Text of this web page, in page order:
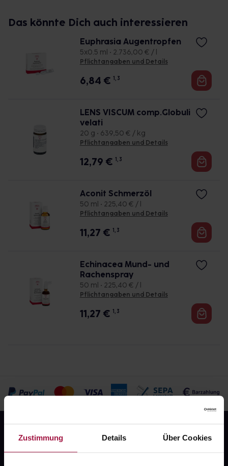
Zustimmung Details Über Cookies
in der Apotheke oderärztlicher Rücksprache
Pflichtangaben Plantago Bronchialbalsam
Plantago Bronchialbalsam, Salbe.
Anwendungsgebiete gemäß der
anthroposophischen Menschen-
Naturerkenntnis. Dazu gehören: Katarrhalisch-
Warnhinweise: EnthältKampfer, Erdnussöl,
Eucalyptusöl und Wollwachs. Enthält 9 mg Alkohol
(Ethanol) pro 1 g entsprechend 0,9 %(w/w). Stand:
November 2022. WALA Heilmittel GmbH, 73087 Bad
Packungsbeilage und fragen Sie Ihre Ärztin, Ihren
Arzt oder in Ihrer
Apotheke.
Das könnte Dich auch interessieren
Euphrasia Augentropfen
5x0.5 ml • 2.736,00 € / l
Pflichtangaben und Details
6,84 € 1, 3
LENS VISCUM comp.Globuli
velati
20 g • 639,50 € / kg
Pflichtangaben und Details
12,79 € 1, 3
Aconit Schmerzöl
50 ml • 225,40 € / l
Pflichtangaben und Details
11,27 € 1, 3
Echinacea Mund- und
Rachenspray
50 ml • 225,40 € / l
Pflichtangaben und Details
11,27 € 1, 3